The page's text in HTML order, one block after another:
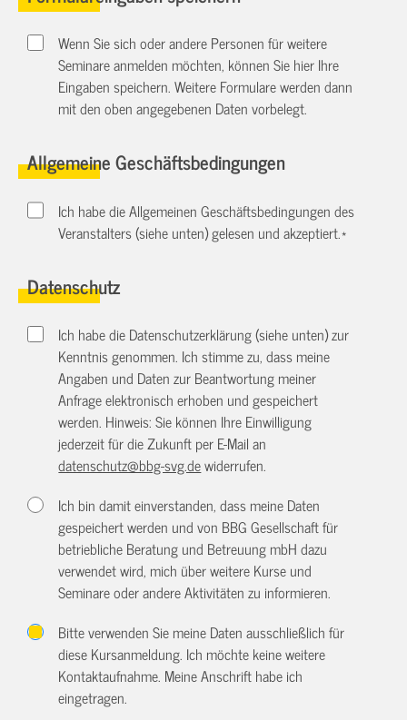
Wenn Sie sich oder andere Personen für weitere
Seminare anmelden möchten, können Sie hier Ihre
Eingaben speichern. Weitere Formulare werden dann
mit den oben angegebenen Daten vorbelegt.
Allgemeine Geschäftsbedingungen
Ich habe die Allgemeinen Geschäftsbedingungen des
Veranstalters (siehe unten) gelesen und akzeptiert.*
Datenschutz
Ich habe die Datenschutzerklärung (siehe unten) zur
Kenntnis genommen. Ich stimme zu, dass meine
Angaben und Daten zur Beantwortung meiner
Anfrage elektronisch erhoben und gespeichert
werden. Hinweis: Sie können Ihre Einwilligung
jederzeit für die Zukunft per E-Mail an
datenschutz@bbg-svg.dewiderrufen.
Ich bin damit einverstanden, dass meine Daten
gespeichert werden und von BBG Gesellschaft für
betriebliche Beratung und Betreuung mbH dazu
verwendet wird, mich über weitere Kurse und
Seminare oder andere Aktivitäten zu informieren.
Bitte verwenden Sie meine Daten ausschließlich für
diese Kursanmeldung. Ich möchte keine weitere
Kontaktaufnahme. Meine Anschrift habe ich
eingetragen.